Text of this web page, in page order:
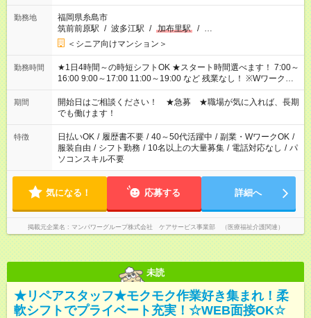
勤務地
福岡県糸島市
筑前前原駅 / 波多江駅 / 加布里駅 / …
＜シニア向けマンション＞
勤務時間
★1日4時間～の時短シフトOK ★スタート時間選べます！ 7:00～
16:00 9:00～17:00 11:00～19:00 など 残業なし！ ※Wワークの
場合、他のお仕事と合わせ週40時間超の就業はご案内できませ
ん ※法令に基づき、週20時間以上勤務は社会保険への加入対象
となります ※労働者派遣法（日雇い派遣の原則禁止）により、
短時間・短期間の就業はご案内が難しい場合があります
期間
開始日はご相談ください！ ★急募 ★職場が気に入れば、長期
でも働けます！
特徴 日払いOK / 履歴書不要 / 40～50代活躍中 / 副業・WワークOK /
服装自由 / シフト勤務 / 10名以上の大量募集 / 電話対応なし / パ
ソコンスキル不要
気になる！ 応募する 詳細へ
掲載元企業名 マンパワーグループ株式会社 ケアサービス事業部 （医療福祉介護関連）
未読
★リペアスタッフ★モクモク作業好き集まれ！柔
軟シフトでプライベート充実！☆WEB面接OK☆